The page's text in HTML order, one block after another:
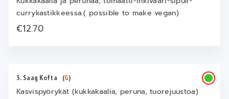
currykastikkeessa.( possible to make vegan)
€12.70
3. Saag Kofta (G)
Kasvispyörykät (kukkakaalia, peruna, tuorejuustoa)